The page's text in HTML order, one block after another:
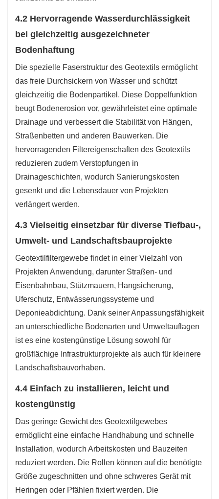
4.2 Hervorragende Wasserdurchlässigkeit
bei gleichzeitig ausgezeichneter
Bodenhaftung
Die spezielle Faserstruktur des Geotextils ermöglicht
das freie Durchsickern von Wasser und schützt
gleichzeitig die Bodenpartikel. Diese Doppelfunktion
beugt Bodenerosion vor, gewährleistet eine optimale
Drainage und verbessert die Stabilität von Hängen,
Straßenbetten und anderen Bauwerken. Die
hervorragenden Filtereigenschaften des Geotextils
reduzieren zudem Verstopfungen in
Drainageschichten, wodurch Sanierungskosten
gesenkt und die Lebensdauer von Projekten
verlängert werden.
4.3 Vielseitig einsetzbar für diverse Tiefbau-,
Umwelt- und Landschaftsbauprojekte
Geotextilfiltergewebe findet in einer Vielzahl von
Projekten Anwendung, darunter Straßen- und
Eisenbahnbau, Stützmauern, Hangsicherung,
Uferschutz, Entwässerungssysteme und
Deponieabdichtung. Dank seiner Anpassungsfähigkeit
an unterschiedliche Bodenarten und Umweltauflagen
ist es eine kostengünstige Lösung sowohl für
großflächige Infrastrukturprojekte als auch für kleinere
Landschaftsbauvorhaben.
4.4 Einfach zu installieren, leicht und
kostengünstig
Das geringe Gewicht des Geotextilgewebes
ermöglicht eine einfache Handhabung und schnelle
Installation, wodurch Arbeitskosten und Bauzeiten
reduziert werden. Die Rollen können auf die benötigte
Größe zugeschnitten und ohne schweres Gerät mit
Heringen oder Pfählen fixiert werden. Die